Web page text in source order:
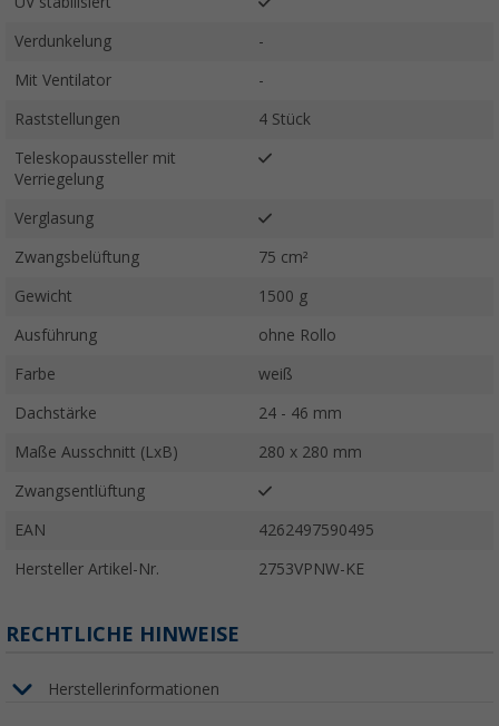
Verdunkelung -
Mit Ventilator -
Raststellungen 4 Stück
Teleskopaussteller mit
Verriegelung
Verglasung
Zwangsbelüftung 75 cm²
Gewicht 1500 g
Ausführung ohne Rollo
Farbe weiß
Dachstärke 24 - 46 mm
Maße Ausschnitt (LxB) 280 x 280 mm
Zwangsentlüftung
EAN 4262497590495
Hersteller Artikel-Nr. 2753VPNW-KE
RECHTLICHE HINWEISE
Herstellerinformationen